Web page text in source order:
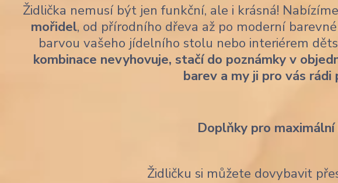
Židlička nemusí být jen funkční, ale i krásná!
mořidel, od přírodního dřeva až po moderní
barvou vašeho jídelního stolu nebo interiérem
kombinace nevyhovuje, stačí do poznámky v
barev a my ji pro vás rádi
Doplňky pro
Židličku si můžete dovybavit